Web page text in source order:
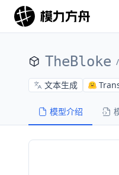
TheBloke /
文本生成
模型介绍